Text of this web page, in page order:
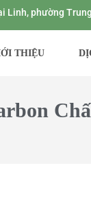
Linh, phường
THIỆU